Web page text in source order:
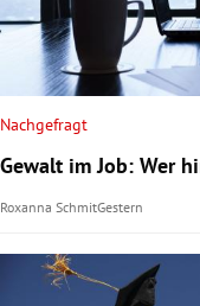
Nachgefragt
Gewalt im Job: Wer
Roxanna SchmitGestern